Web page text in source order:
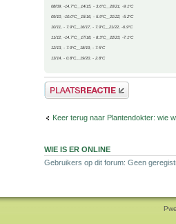
08/09, -14.7°C__14/15, - 3.6°C__20/21, -9.1°C
09/10, -10.0°C__15/16, - 5.9°C__21/22, -5.2°C
10/11, - 7.9°C__16/17, - 7.9°C__21/22, -6.9°C
11/12, -14.7°C__17/18, - 8.3°C__22/23, -7.1°C
12/13, - 7.9°C__18/19, - 7.5°C
13/14, - 0.8°C__19/20, - 2.8°C
Plaats een reactie
Keer terug naar Plantendokter: wie
WIE IS ER ONLINE
Gebruikers op dit forum: Geen